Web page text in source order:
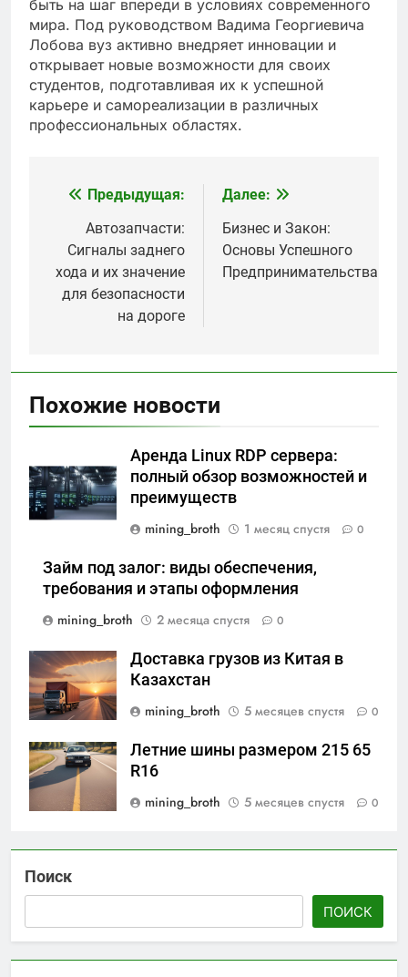
быть на шаг впереди в условиях современного
мира. Под руководством Вадима Георгиевича
Лобова вуз активно внедряет инновации и
открывает новые возможности для своих
студентов, подготавливая их к успешной
карьере и самореализации в различных
профессиональных областях.
Навигация
записям
Предыдущая:
Автозапчасти:
Сигналы заднего
хода и их значение
для безопасности
на дороге
Далее:
Бизнес и Закон:
Основы Успешного
Предпринимательства
Похожие новости
Аренда Linux RDP сервера:
полный обзор возможностей и
преимуществ
mining_broth
1 месяц спустя 0
Займ под залог: виды обеспечения,
требования и этапы оформления
mining_broth
2 месяца спустя 0
Доставка грузов из Китая в
Казахстан
mining_broth
5 месяцев спустя 0
Летние шины размером 215 65
R16
mining_broth
5 месяцев спустя 0
Поиск
ПОИСК